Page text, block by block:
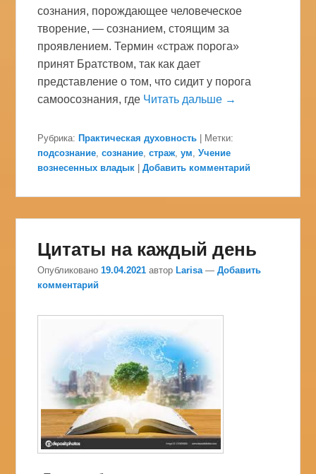
сознания, порождающее человеческое
творение, — сознанием, стоящим за
проявлением. Термин «страж порога»
принят Братством, так как дает
представление о том, что сидит у порога
самоосознания, где Читать дальше →
Рубрика: Практическая духовность | Метки:
подсознание ,сознание ,страж ,ум ,Учение
вознесенных владык |Добавить комментарий
Цитаты на каждый день
Опубликовано19.04.2021 авторLarisa —Добавить
комментарий